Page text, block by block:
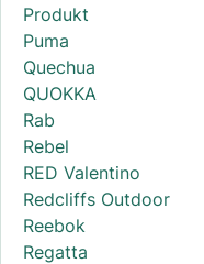
Produkt
Puma
Quechua
QUOKKA
Rab
Rebel
RED Valentino
Redcliffs Outdoor
Reebok
Regatta